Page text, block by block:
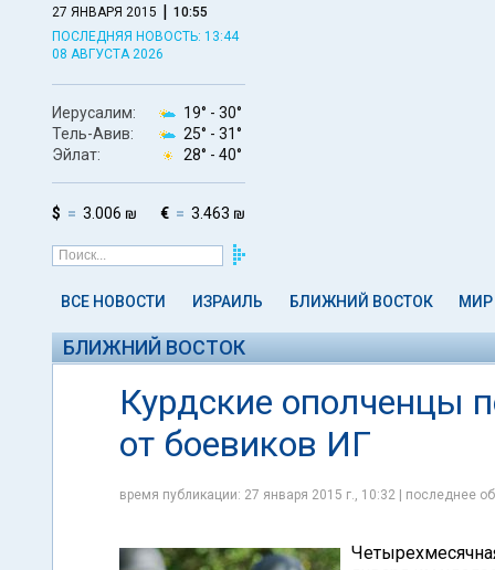
27 ЯНВАРЯ 2015 | 10:55
ПОСЛЕДНЯЯ НОВОСТЬ: 13:44
08 АВГУСТА 2026
Иерусалим: 19° - 30°
Тель-Авив:
25° - 31°
Эйлат:
28° - 40°
$ 3.006 ₪ € 3.463 ₪
ВСЕ НОВОСТИ ИЗРАИЛЬ БЛИЖНИЙ ВОСТОК МИР
БЛИЖНИЙ ВОСТОК
Курдские ополченцы
от боевиков ИГ
время публикации: 27 января 2015 г., 10:32 | последнее